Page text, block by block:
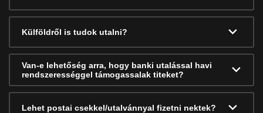
Külföldről is tudok utalni?
Van-e lehetőség arra, hogy banki utalással havi
rendszerességgel támogassalak titeket?
Lehet postai csekkel/utalvánnyal fizetni nektek?